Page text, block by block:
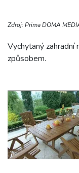
Zdroj: Prima DOMA
Vychytaný zahradní
způsobem.